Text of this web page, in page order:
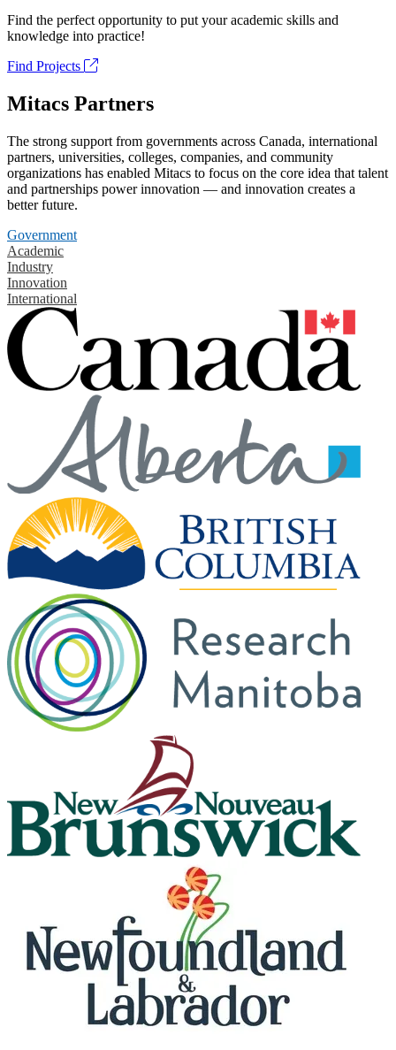
Find the perfect opportunity to put your academic skills and
knowledge into practice!
Find Projects
Mitacs Partners
The strong support from governments across Canada, international
partners, universities, colleges, companies, and community
organizations has enabled Mitacs to focus on the core idea that talent
and partnerships power innovation — and innovation creates a
better future.
Government
Academic
Industry
Innovation
International